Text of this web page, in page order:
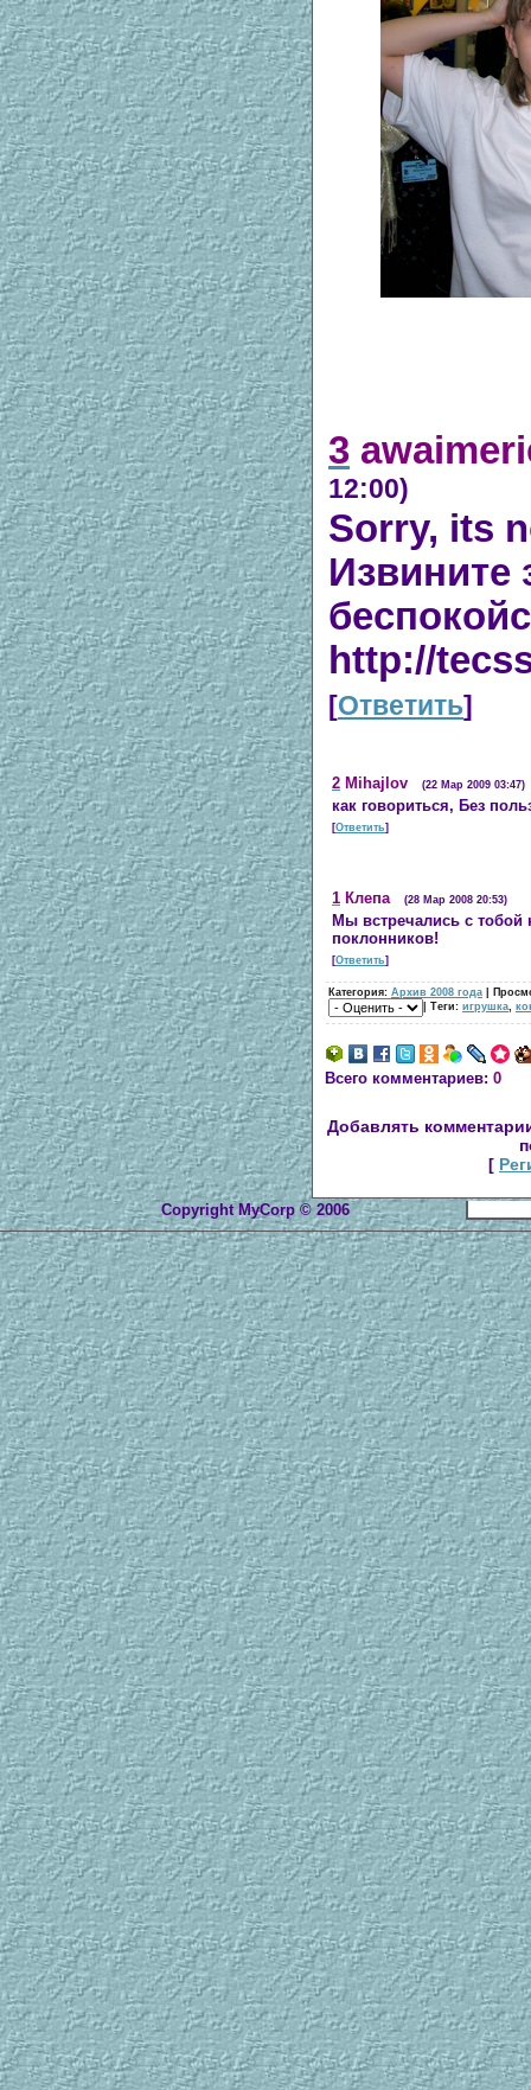
3
12:00)
Sorry, its
Извините
http://
[Ответить]
2 Mihajlov (22 Мар 2009 03:47)
как говориться, Без
[Ответить]
1 Клепа (28 Мар 2008 20:53)
Мы встречались с тобой
поклонников!
[Ответить]
Категория: Архив 2008 года |
| Теги: игрушка,
Всего комментариев: 0
Добавлять
[
Copyright MyCorp © 2006